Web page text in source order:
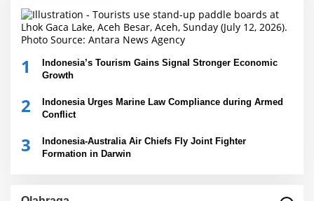
1
Indonesia’s Tourism Gains Signal Stronger Economic
Growth
2
Indonesia Urges Marine Law Compliance during Armed
Conflict
3
Indonesia-Australia Air Chiefs Fly Joint Fighter
Formation in Darwin